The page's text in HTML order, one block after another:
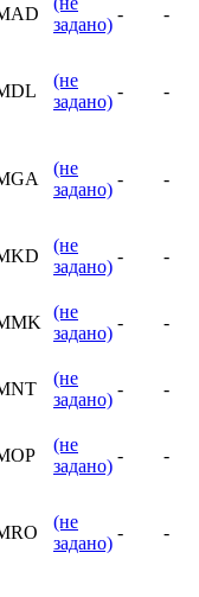
задано)
- -
(не
задано)
- -
(не
задано)
- -
(не
задано)
- -
(не
задано)
- -
(не
задано)
- -
(не
задано)
- -
(не
задано)
- -